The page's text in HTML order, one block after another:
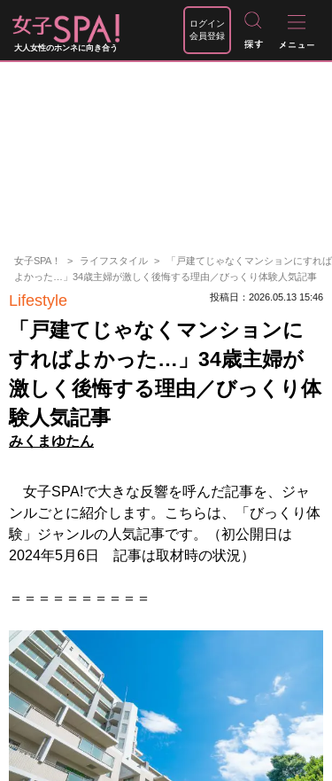
大人女性のホンネに向き合う
ログイン
会員登録
女子SPA！ ライフスタイル
「戸建てじゃなくマンションにすれば
よかった…」34歳主婦が激しく後悔する理由／びっくり体験人気記事
Lifestyle 投稿日：2026.05.13 15:46
「戸建てじゃなくマンションに
すればよかった…」34歳主婦が
激しく後悔する理由／びっくり体
験人気記事
みくまゆたん
女子SPA!で大きな反響を呼んだ記事を、ジャ
ンルごとに紹介します。こちらは、「びっくり体
験」ジャンルの人気記事です。（初公開日は
2024年5月6日 記事は取材時の状況）
＝＝＝＝＝＝＝＝＝＝